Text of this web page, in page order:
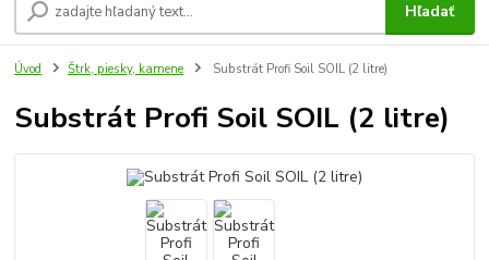
Hľadať
Úvod Štrk, piesky, kamene Substrát Profi Soil SOIL (2 litre)
Substrát Profi Soil SOIL (2 litre)